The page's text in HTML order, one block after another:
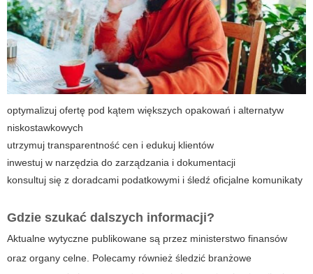
optymalizuj ofertę pod kątem większych opakowań i alternatyw
niskostawkowych
utrzymuj transparentność cen i edukuj klientów
inwestuj w narzędzia do zarządzania i dokumentacji
konsultuj się z doradcami podatkowymi i śledź oficjalne komunikaty
Gdzie szukać dalszych informacji?
Aktualne wytyczne publikowane są przez ministerstwo finansów
oraz organy celne. Polecamy również śledzić branżowe